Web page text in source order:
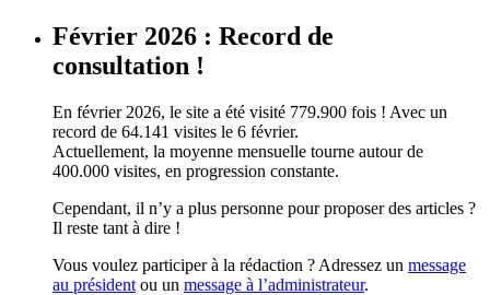
Février 2026 : Record de
consultation !
En février 2026, le site a été visité 779.900 fois ! Avec un
record de 64.141 visites le 6 février.
Actuellement, la moyenne mensuelle tourne autour de
400.000 visites, en progression constante.
Cependant, il n’y a plus personne pour proposer des articles ?
Il reste tant à dire !
Vous voulez participer à la rédaction ? Adressez un message
au président ou un message à l’administrateur.